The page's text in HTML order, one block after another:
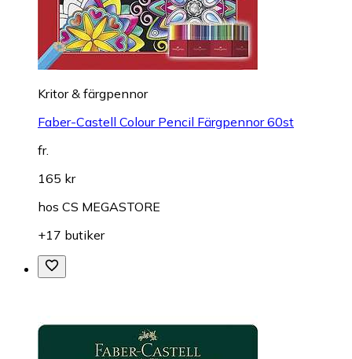
Kritor & färgpennor
Faber-Castell Colour Pencil Färgpennor 60st
fr.
165 kr
hos CS MEGASTORE
+17 butiker